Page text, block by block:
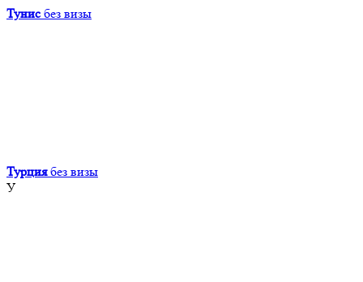
Тунис без визы
Турция без визы
У